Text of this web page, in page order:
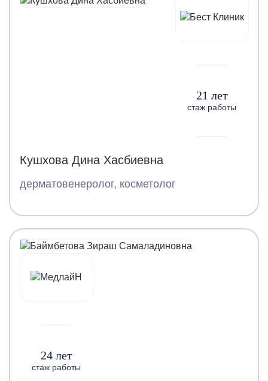
21 лет
стаж работы
Кушхова Дина Хасбиевна
дерматовенеролог, косметолог
24 лет
стаж работы